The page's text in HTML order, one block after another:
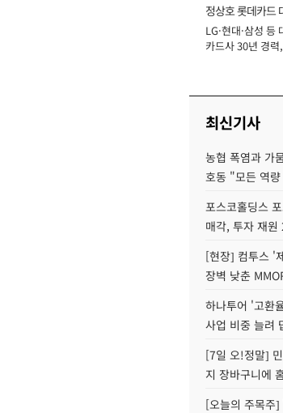
정상호 롯데카드
장
LG·현대·삼성 등
카드사 30년 경
최신기사
농협 폭염과 가
호동 "모든 역
포스코홀딩스
매각, 투자 재원
[현장] 컴투스 '
장벽 낮춘
하나투어 '고환
사업 비중 늘려
[7일 오!정말]
지 장바구니에
[오늘의 주목주